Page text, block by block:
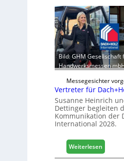
i
k
b
e
r
e
i
c
h
g
e
r
S
t
a
b
i
l
e
s
G
e
c
h
Bild: GHM Gesellschaft
Handwerksmessen
Messegesichter
Vertreter für
Susanne Heinrich
Dettinger begleiten
Kommunikation der
International 2028.
Weiterlesen:
V